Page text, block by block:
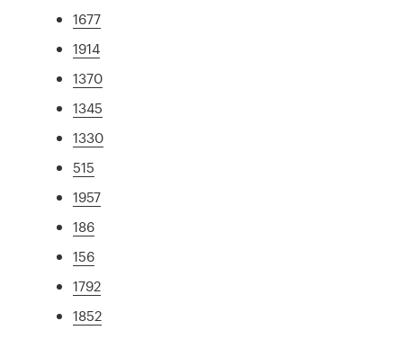
1677
1914
1370
1345
1330
515
1957
186
156
1792
1852